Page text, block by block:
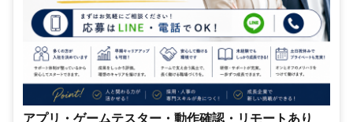
アプリ・ゲームテスター・動作確認・リモートあり